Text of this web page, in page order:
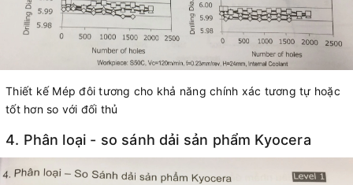
Thiết kế Mép đôi tương cho khả năng chính xác tương tự hoặc
tốt hơn so với đối thủ
4. Phân loại - so sánh dải sản phẩm Kyocera